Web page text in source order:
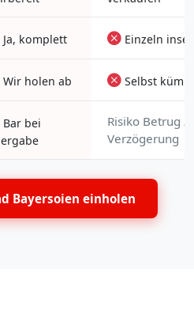
Ja, komplett Einzeln
Wir holen ab Selbst
Bar bei
Risiko Betrug /
Verzögerung
Bayersoien einholen